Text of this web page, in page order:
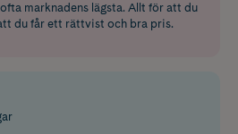
marknadens lägsta. Allt för att du
du får ett rättvist och bra pris.